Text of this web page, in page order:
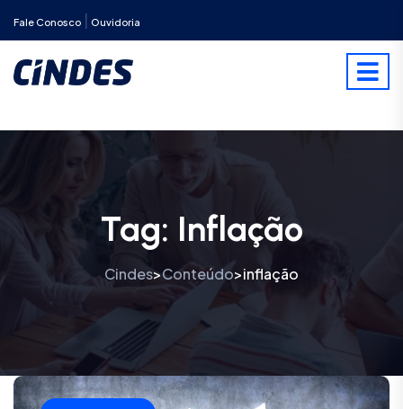
Fale Conosco Ouvidoria
Tag: Inflação
Cindes>Conteúdo>inflação